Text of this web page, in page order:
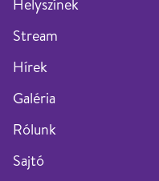
Helyszínek
Stream
Hírek
Galéria
Rólunk
Sajtó